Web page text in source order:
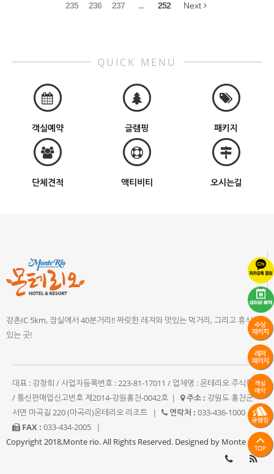
235 236 237 ... 252 Next
QUICK MENU
객실예약 글램핑 패키지
단체견적 액티비티 오시는길
강촌IC 5km, 잠실에서 40분거리!! 짜릿한 레져와 맛있는 먹거리, 그리고 휴식이
있는 곳!
대표 : 강창희 / 사업자등록번호 : 223-81-17011 / 업체명 : 몬테리오 주식회사
/ 통신판매업신고번호 제2014-강원홍천-0042호 | 주소 : 강원도 홍천군
서면 마곡길 220 (마곡리)몬테리오 리조트
| 연락처 : 033-436-1000
|
FAX : 033-434-2005
|
Copyright 2018,Monte rio. All Rights Reserved. Designed by Monte rio.